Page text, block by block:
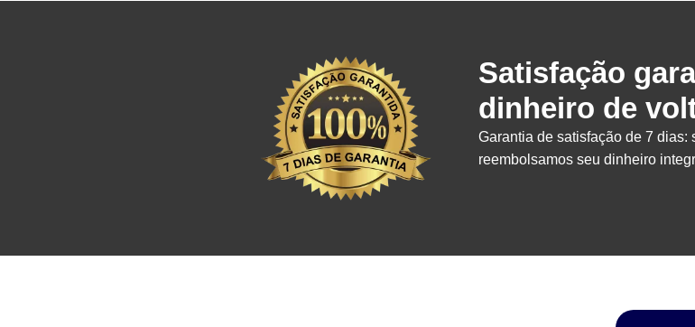
Satisfação
dinheiro de
Garantia de satisfação de 7 dias:
reembolsamos seu dinheiro